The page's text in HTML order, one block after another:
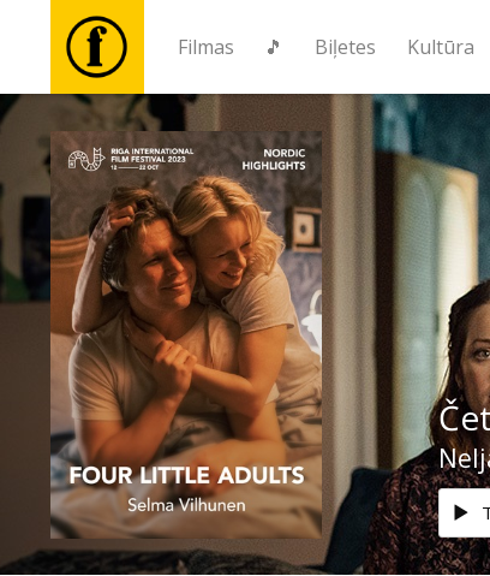
Filmas 🎵 Biļetes Kultūra
Filmas
🎵
Biļetes
Kultūra
Pasākumi
Ziņas
Dāvanu